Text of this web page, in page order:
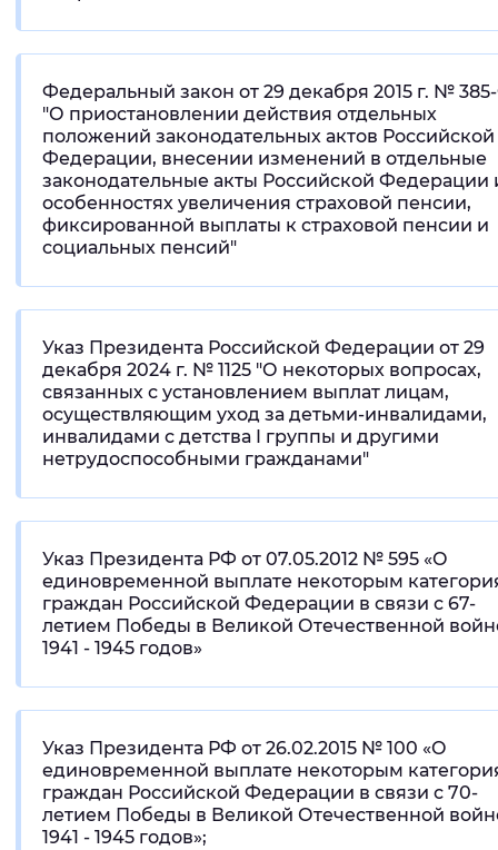
Федеральный закон от 29 декабря 2015 г. №
"О приостановлении действия отдельных
положений законодательных актов Российской
Федерации, внесении изменений в отдельные
законодательные акты Российской Федерации
особенностях увеличения страховой пенсии,
фиксированной выплаты к страховой пенсии и
социальных пенсий"
Указ Президента Российской Федерации от 29
декабря 2024 г. № 1125 "О некоторых вопросах,
связанных с установлением выплат лицам,
осуществляющим уход за детьми-инвалидами,
инвалидами с детства I группы и другими
нетрудоспособными гражданами"
Указ Президента РФ от 07.05.2012 № 595 «О
единовременной выплате некоторым
граждан Российской Федерации в связи с 67-
летием Победы в Великой Отечественной
1941 - 1945 годов»
Указ Президента РФ от 26.02.2015 № 100 «О
единовременной выплате некоторым
граждан Российской Федерации в связи с 70-
летием Победы в Великой Отечественной
1941 - 1945 годов»;